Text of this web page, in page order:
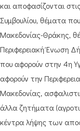
και αποφασίζονται
Συμβουλίου, θέματα
Μακεδονίας-Θράκης,
Περιφερειακή Ένωση
που αφορούν στην 4η
αφορούν την
Μακεδονίας,
άλλα ζητήματα
κέντρα λήψης των